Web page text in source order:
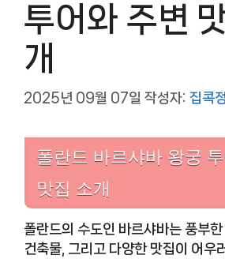
투어와 주변
개
2025년 09월 07일 작성자: 집콕
폴란드 바르샤바 왕궁
맛집 소개
폴란드의 수도인 바르샤바는 풍부
건축물, 그리고 다양한 맛집이 어우